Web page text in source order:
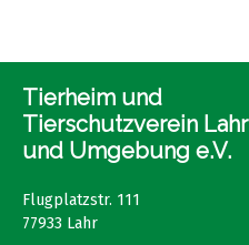
Tierheim und
Tierschutzverein Lahr
und Umgebung e.V.
Flugplatzstr. 111
77933 Lahr